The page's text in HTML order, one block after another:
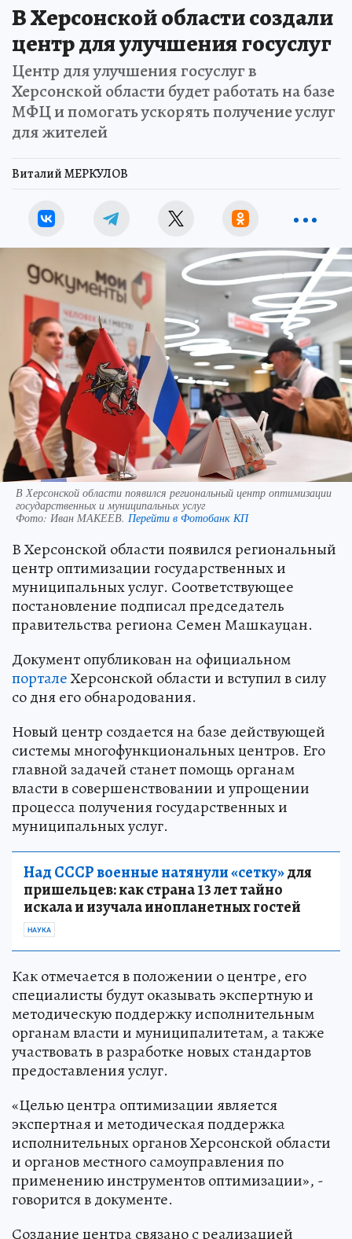
В Херсонской области создали
центр для улучшения госуслуг
Центр для улучшения госуслуг в
Херсонской области будет работать на базе
МФЦ и помогать ускорять получение услуг
для жителей
Виталий МЕРКУЛОВ
В Херсонской области появился региональный центр оптимизации
государственных и муниципальных услуг
Фото: Иван МАКЕЕВ. Перейти в Фотобанк КП
В Херсонской области появился региональный
центр оптимизации государственных и
муниципальных услуг. Соответствующее
постановление подписал председатель
правительства региона Семен Машкауцан.
Документ опубликован на официальном
порталеХерсонской области и вступил в силу
со дня его обнародования.
Новый центр создается на базе действующей
системы многофункциональных центров. Его
главной задачей станет помощь органам
власти в совершенствовании и упрощении
процесса получения государственных и
муниципальных услуг.
Над СССР военные натянули «сетку»для
пришельцев: как страна 13 лет тайно
искала и изучала инопланетных гостей
НАУКА
Как отмечается в положении о центре, его
специалисты будут оказывать экспертную и
методическую поддержку исполнительным
органам власти и муниципалитетам, а также
участвовать в разработке новых стандартов
предоставления услуг.
«Целью центра оптимизации является
экспертная и методическая поддержка
исполнительных органов Херсонской области
и органов местного самоуправления по
применению инструментов оптимизации», -
говорится в документе.
Создание центра связано с реализацией